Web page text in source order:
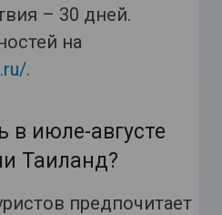
– 30 дней.
на
.
в июле-августе
Таиланд?
предпочитает